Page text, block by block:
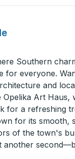
Southern
for everyone.
and
Opelika Art
for a refreshing
for its smooth,
of the town's
another